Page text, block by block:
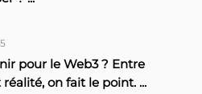
pour le Web3 ? Entre
on fait le point. ...